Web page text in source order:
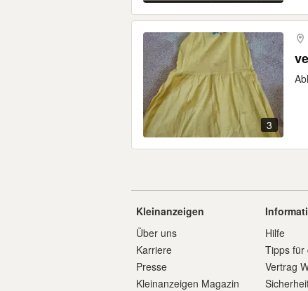
3
Kleinanzeigen
Über uns
Karriere
Presse
Kleinanzeigen Magazin
Hilfe
Tipps für
Vertrag